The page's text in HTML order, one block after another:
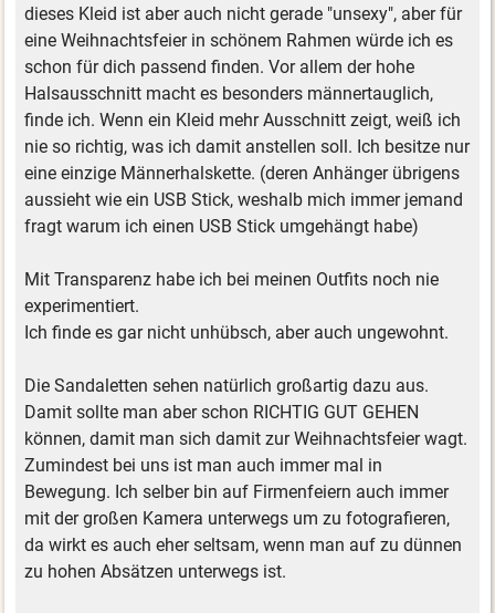
dieses Kleid ist aber auch nicht gerade "unsexy", aber für
eine Weihnachtsfeier in schönem Rahmen würde ich es
schon für dich passend finden. Vor allem der hohe
Halsausschnitt macht es besonders männertauglich,
finde ich. Wenn ein Kleid mehr Ausschnitt zeigt, weiß ich
nie so richtig, was ich damit anstellen soll. Ich besitze nur
eine einzige Männerhalskette. (deren Anhänger übrigens
aussieht wie ein USB Stick, weshalb mich immer jemand
fragt warum ich einen USB Stick umgehängt habe)
Mit Transparenz habe ich bei meinen Outfits noch nie
experimentiert.
Ich finde es gar nicht unhübsch, aber auch ungewohnt.
Die Sandaletten sehen natürlich großartig dazu aus.
Damit sollte man aber schon RICHTIG GUT GEHEN
können, damit man sich damit zur Weihnachtsfeier wagt.
Zumindest bei uns ist man auch immer mal in
Bewegung. Ich selber bin auf Firmenfeiern auch immer
mit der großen Kamera unterwegs um zu fotografieren,
da wirkt es auch eher seltsam, wenn man auf zu dünnen
zu hohen Absätzen unterwegs ist.